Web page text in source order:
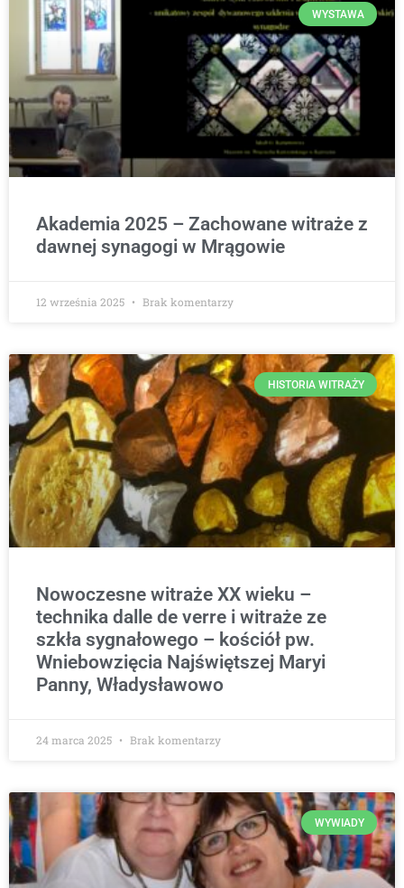
WYSTAWA
Akademia 2025 – Zachowane witraże z
dawnej synagogi w Mrągowie
12 września 2025 Brak komentarzy
HISTORIA WITRAŻY
Nowoczesne witraże XX wieku –
technika dalle de verre i witraże ze
szkła sygnałowego – kościół pw.
Wniebowzięcia Najświętszej Maryi
Panny, Władysławowo
24 marca 2025 Brak komentarzy
WYWIADY